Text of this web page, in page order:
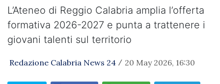
L’Ateneo di Reggio Calabria amplia l’offerta
formativa 2026-2027 e punta a trattenere i
giovani talenti sul territorio
Redazione Calabria News 24 / 20 May 2026, 16:30